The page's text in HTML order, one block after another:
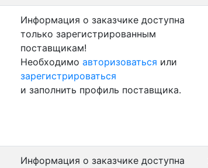
Информация о заказчике доступна
только зарегистрированным
поставщикам!
Необходимо авторизоваться или
зарегистрироваться
и заполнить профиль поставщика.
Информация о заказчике доступна